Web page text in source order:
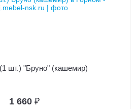
шт.) "Бруно" (кашемир)
1 660 ₽